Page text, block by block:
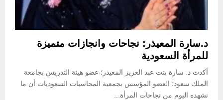
د.سارة المعيذر: نجاحات وانجازات متميزة
للمرأة السعودية
أكدت د. سارة بنت عبد العزيز المعيذر؛ عضو هيئة التدريس بجامعة
الملك سعود؛ العضو المؤسس بجمعية المحاسبات السعوديات أن ما
نشهده اليوم من نجاحات المرأة...